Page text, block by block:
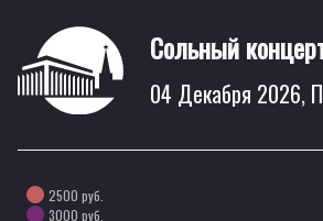
Сольный
04 Декабря 2026,
2500 руб.
3000 руб.